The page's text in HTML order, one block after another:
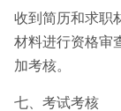
收到简历和求职
材料进行资格审
加考核。
七、考试考核